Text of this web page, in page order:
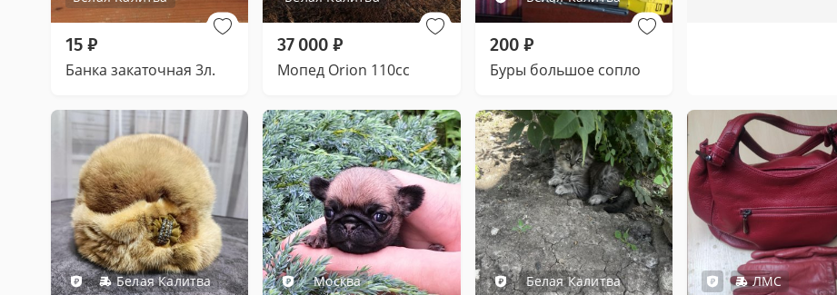
15 ₽
Банка закаточная 3л.
37 000 ₽
Мопед Orion 110cc
200 ₽
Буры большое сопло
Белая Калитва Москва Белая Калитва ЛМС